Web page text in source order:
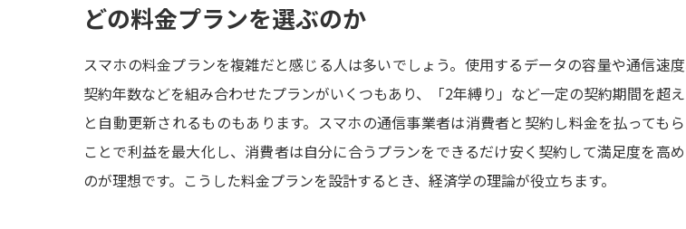
大学で学べる
新増設大学・学部・
データサイエンス特
新
どの料金プランを選ぶのか
スマホの料金プランを複雑だと感じる人は多いでしょう。使用するデータの容量や通信速度
契約年数などを組み合わせたプランがいくつもあり、「2年縛り」など一定の契約期間を超
と自動更新されるものもあります。スマホの通信事業者は消費者と契約し料金を払っても
ことで利益を最大化し、消費者は自分に合うプランをできるだけ安く契約して満足度を高
のが理想です。こうした料金プランを設計するとき、経済学の理論が役立ちます。